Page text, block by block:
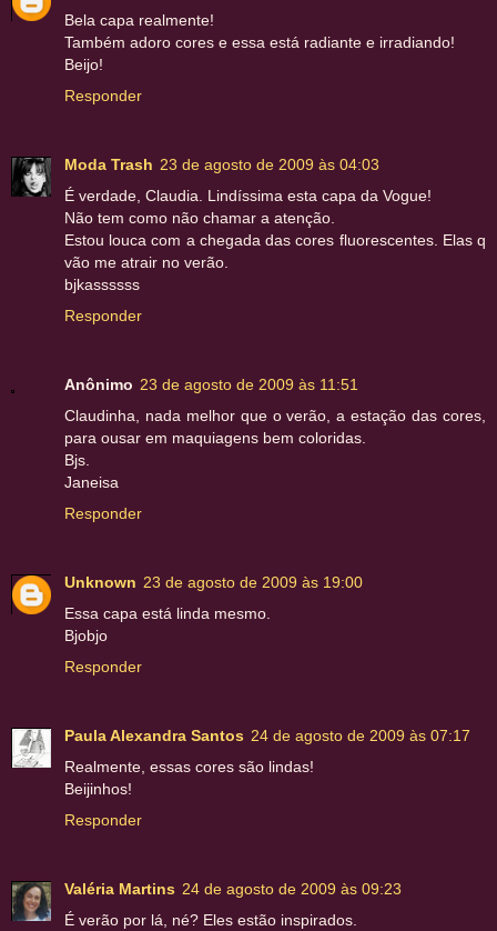
Bela capa realmente!
Também adoro cores e essa está radiante e irradiando!
Beijo!
Responder
Moda Trash 23 de agosto de 2009 às 04:03
É verdade, Claudia. Lindíssima esta capa da Vogue!
Não tem como não chamar a atenção.
Estou louca com a chegada das cores fluorescentes. Elas q
vão me atrair no verão.
bjkassssss
Responder
Anônimo 23 de agosto de 2009 às 11:51
Claudinha, nada melhor que o verão, a estação das cores,
para ousar em maquiagens bem coloridas.
Bjs.
Janeisa
Responder
Unknown 23 de agosto de 2009 às 19:00
Essa capa está linda mesmo.
Bjobjo
Responder
Paula Alexandra Santos 24 de agosto de 2009 às 07:17
Realmente, essas cores são lindas!
Beijinhos!
Responder
Valéria Martins 24 de agosto de 2009 às 09:23
É verão por lá, né? Eles estão inspirados.